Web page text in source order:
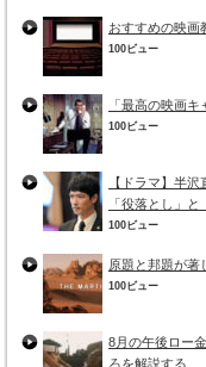
おすすめの映画
100ビュー
「最高の映画
100ビュー
【ドラマ】半
「役落とし」と
100ビュー
原題と邦題が著
100ビュー
8月の午後ロー
ろを解説する